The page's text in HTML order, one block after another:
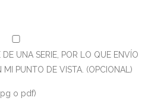
DE UNA SERIE, POR LO QUE ENVÍO
MI PUNTO DE VISTA. (OPCIONAL)
o pdf)